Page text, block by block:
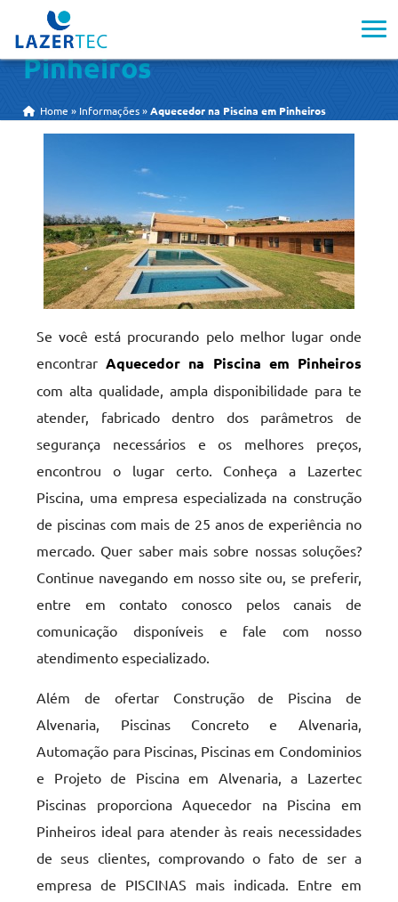
Aquecedor na Piscina em
Pinheiros
Home » Informações »Aquecedor na Piscina em Pinheiros
Se você está procurando pelo melhor lugar onde
encontrarAquecedor na Piscina em Pinheiros
com alta qualidade, ampla disponibilidade para te
atender, fabricado dentro dos parâmetros de
segurança necessários e os melhores preços,
encontrou o lugar certo. Conheça a Lazertec
Piscina, uma empresa especializada na construção
de piscinas com mais de 25 anos de experiência no
mercado. Quer saber mais sobre nossas soluções?
Continue navegando em nosso site ou, se preferir,
entre em contato conosco pelos canais de
comunicação disponíveis e fale com nosso
atendimento especializado.
Além de ofertar Construção de Piscina de
Alvenaria, Piscinas Concreto e Alvenaria,
Automação para Piscinas, Piscinas em Condominios
e Projeto de Piscina em Alvenaria, a Lazertec
Piscinas proporciona Aquecedor na Piscina em
Pinheiros ideal para atender às reais necessidades
de seus clientes, comprovando o fato de ser a
empresa de PISCINAS mais indicada. Entre em